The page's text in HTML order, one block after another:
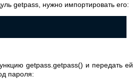
getpass, нужно импортировать его:
getpass.getpass() и передать ей
пароля: